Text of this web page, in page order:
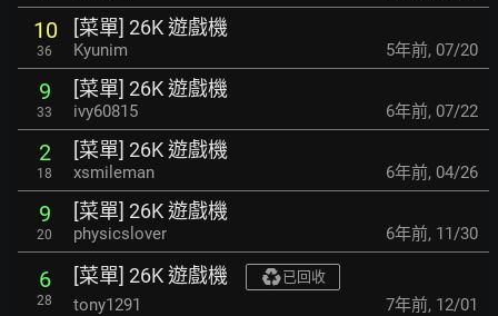
10
36
[菜單] 26K 遊戲機
Kyunim 5年前, 07/20
9
33
[菜單] 26K 遊戲機
ivy60815 6年前, 07/22
2
18
[菜單] 26K 遊戲機
xsmileman 6年前, 04/26
9
20
[菜單] 26K 遊戲機
physicslover 6年前, 11/30
6
28
[菜單] 26K 遊戲機 已回收
tony1291 7年前, 12/01